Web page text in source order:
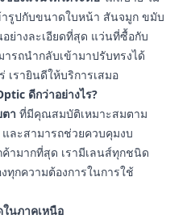
รูปกับขนาดใบหน้า สันจมูก ขมับ
ย่างละเอียดที่สุด แว่นที่ซื้อกับ
รถนำกลับเข้ามาปรับทรงได้
เรายินดีให้บริการเสมอ
ดีกว่าอย่างไร?
ตา ที่มีคุณสมบัติเหมาะสมตาม
ละสามารถช่วยควบคุมงบ
ามากที่สุด เรามีเลนส์ทุกชนิด
ทุกความต้องการในการใช้
นภาคเหนือ